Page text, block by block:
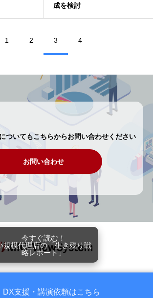
DX支援・講演依頼はこちら
成を検討
1 2 3 4
ついてもこちらからお問い合わせください
お問い合わせ
今すぐ読む！
規模代理店の「生き残り戦
略レポート」